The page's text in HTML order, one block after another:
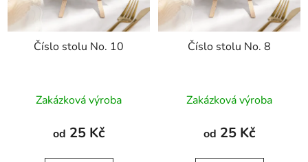
Číslo stolu No. 10
Zakázková výroba
od 25 Kč
Číslo stolu No. 8
Zakázková výroba
od 25 Kč